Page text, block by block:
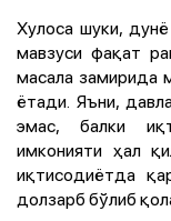
Хулоса шуки,
мавзуси фақат
масала замирида
ётади. Яъни,
эмас, балки
имконияти ҳал
иқтисодиётда
долзарб бўлиб